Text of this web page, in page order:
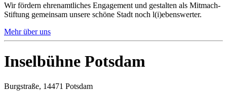
Wir fördern ehrenamtliches Engagement und gestalten als Mitmach-
Stiftung gemeinsam unsere schöne Stadt noch l(i)ebenswerter.
Mehr über uns
Inselbühne Potsdam
Burgstraße, 14471 Potsdam